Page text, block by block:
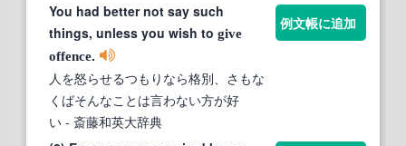
You had better not say such
things, unless you wish to give
offence.
人を怒らせるつもりなら格別、さもな
くばそんなことは言わない方が好
い - 斎藤和英大辞典
例文帳に追加